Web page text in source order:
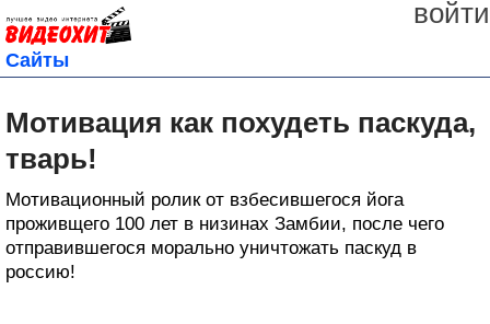
войти
Сайты
Мотивация как похудеть паскуда,
тварь!
Мотивационный ролик от взбесившегося йога
проживщего 100 лет в низинах Замбии, после чего
отправившегося морально уничтожать паскуд в
россию!